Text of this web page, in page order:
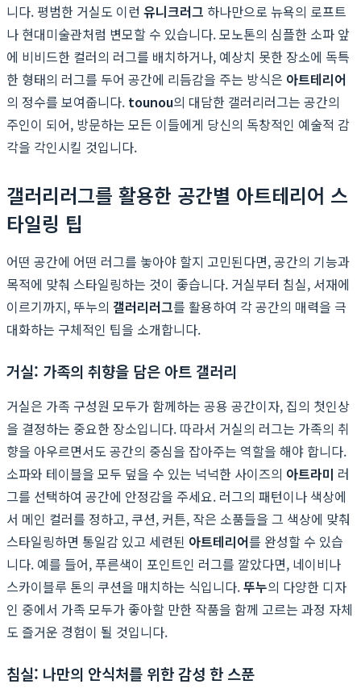
니다. 평범한 거실도 이런 유니크러그 하나만으로 뉴욕의 로프트
나 현대미술관처럼 변모할 수 있습니다. 모노톤의 심플한 소파 앞
에 비비드한 컬러의 러그를 배치하거나, 예상치 못한 장소에 독특
한 형태의 러그를 두어 공간에 리듬감을 주는 방식은 아트테리어
의 정수를 보여줍니다. tounou의 대담한 갤러리러그는 공간의
주인이 되어, 방문하는 모든 이들에게 당신의 독창적인 예술적 감
각을 각인시킬 것입니다.
갤러리러그를 활용한 공간별 아트테리어 스
타일링 팁
어떤 공간에 어떤 러그를 놓아야 할지 고민된다면, 공간의 기능과
목적에 맞춰 스타일링하는 것이 좋습니다. 거실부터 침실, 서재에
이르기까지, 뚜누의 갤러리러그를 활용하여 각 공간의 매력을 극
대화하는 구체적인 팁을 소개합니다.
거실: 가족의 취향을 담은 아트 갤러리
거실은 가족 구성원 모두가 함께하는 공용 공간이자, 집의 첫인상
을 결정하는 중요한 장소입니다. 따라서 거실의 러그는 가족의 취
향을 아우르면서도 공간의 중심을 잡아주는 역할을 해야 합니다.
소파와 테이블을 모두 덮을 수 있는 넉넉한 사이즈의 아트라미 러
그를 선택하여 공간에 안정감을 주세요. 러그의 패턴이나 색상에
서 메인 컬러를 정하고, 쿠션, 커튼, 작은 소품들을 그 색상에 맞춰
스타일링하면 통일감 있고 세련된 아트테리어를 완성할 수 있습
니다. 예를 들어, 푸른색이 포인트인 러그를 깔았다면, 네이비나
스카이블루 톤의 쿠션을 매치하는 식입니다.뚜누의 다양한 디자
인 중에서 가족 모두가 좋아할 만한 작품을 함께 고르는 과정 자체
도 즐거운 경험이 될 것입니다.
침실: 나만의 안식처를 위한 감성 한 스푼